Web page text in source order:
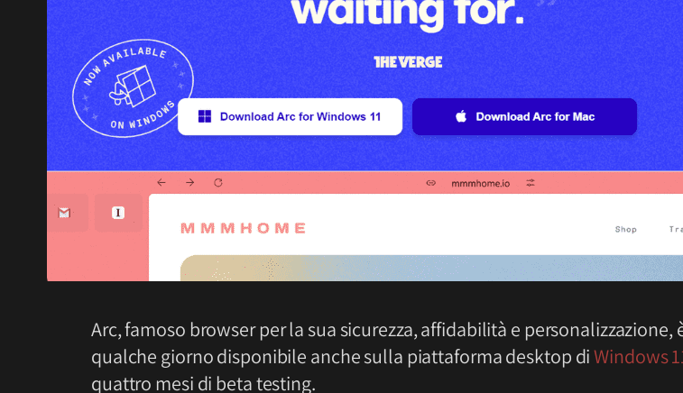
Arc, famoso browser per la sua sicurezza, affidabilità e personalizzazione,
qualche giorno disponibile anche sulla piattaforma desktop diWindows
quattro mesi di beta testing.